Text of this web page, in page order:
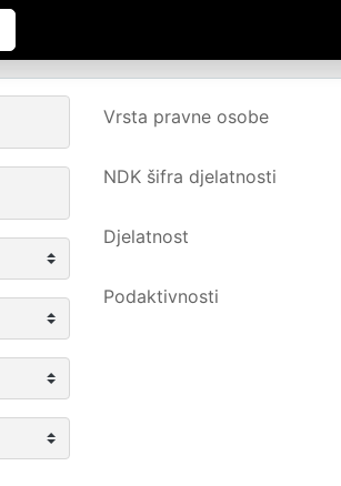
Vrsta pravne osobe
NDK šifra djelatnosti
Djelatnost
Podaktivnosti